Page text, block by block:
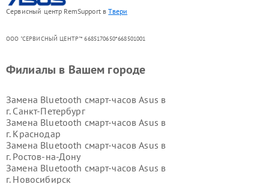
Сервисный центр RemSupport вТвери
ООО "СЕРВИСНЫЙ ЦЕНТР"* 6685170650*668501001
Филиалы в Вашем городе
Замена Bluetooth смарт-часов Asus в
г. Санкт-Петербург
Замена Bluetooth смарт-часов Asus в
г. Краснодар
Замена Bluetooth смарт-часов Asus в
г. Ростов-на-Дону
Замена Bluetooth смарт-часов Asus в
г. Новосибирск